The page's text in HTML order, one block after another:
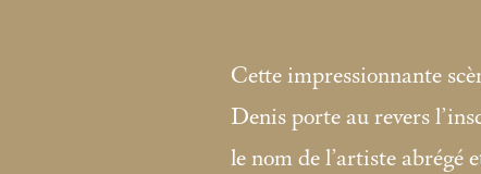
Cette impressionnante
Denis porte au revers
le nom de l’artiste abrégé